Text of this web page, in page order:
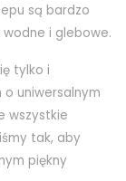
są bardzo
i glebowe.
tylko i
o uniwersalnym
wszystkie
tak, aby
piękny